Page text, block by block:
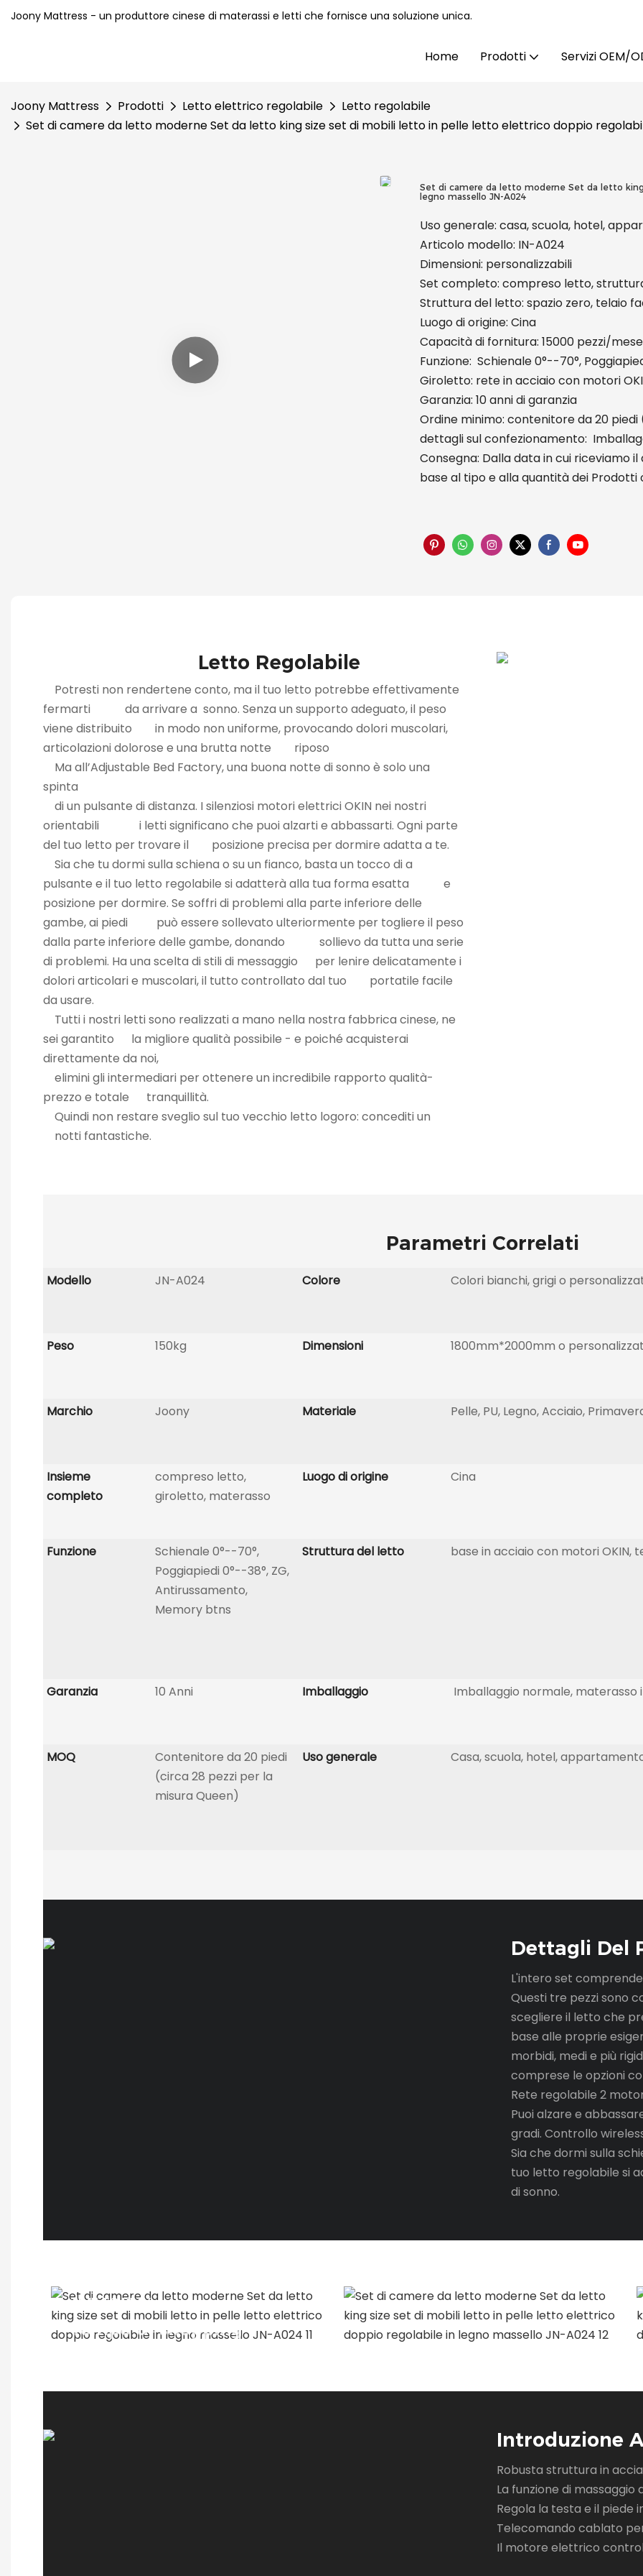
Joony Mattress - un produttore cinese di materassi e letti che fornisce una soluzione unica.
Home Prodotti Servizi OEM/
Joony Mattress Prodotti Letto elettrico regolabile
Letto regolabile
Set di camere da letto moderne Set da letto king size set di mobili letto in pelle letto elettrico doppio
Set di camere da letto moderne Set da letto
legno massello JN-A024
Uso generale: casa, scuola, hotel,
Articolo modello: IN-A024
Dimensioni: personalizzabili
Set completo: compreso letto,
Struttura del letto: spazio zero, telaio
Luogo di origine: Cina
Capacità di fornitura: 15000 pezzi/mese
Funzione: Schienale 0°--70°,
Giroletto: rete in acciaio con motori
Garanzia: 10 anni di garanzia
Ordine minimo: contenitore da 20
dettagli sul confezionamento:
Consegna: Dalla data in cui riceviamo
base al tipo e alla quantità dei Prodotti
Letto Regolabile
Potresti non rendertene conto, ma il tuo letto potrebbe effettivamente
fermarti da arrivare a sonno. Senza un supporto adeguato, il peso
viene distribuito in modo non uniforme, provocando dolori muscolari,
articolazioni dolorose e una brutta notte riposo
Ma all’Adjustable Bed Factory, una buona notte di sonno è solo una
spinta
di un pulsante di distanza. I silenziosi motori elettrici OKIN nei nostri
orientabili i letti significano che puoi alzarti e abbassarti. Ogni parte
del tuo letto per trovare il posizione precisa per dormire adatta a te.
Sia che tu dormi sulla schiena o su un fianco, basta un tocco di a
pulsante e il tuo letto regolabile si adatterà alla tua forma esatta e
posizione per dormire. Se soffri di problemi alla parte inferiore delle
gambe, ai piedi può essere sollevato ulteriormente per togliere il peso
dalla parte inferiore delle gambe, donando sollievo da tutta una serie
di problemi. Ha una scelta di stili di messaggio per lenire delicatamente i
dolori articolari e muscolari, il tutto controllato dal tuo portatile facile
da usare.
Tutti i nostri letti sono realizzati a mano nella nostra fabbrica cinese, ne
sei garantito la migliore qualità possibile - e poiché acquisterai
direttamente da noi,
elimini gli intermediari per ottenere un incredibile rapporto qualità-
prezzo e totale tranquillità.
Quindi non restare sveglio sul tuo vecchio letto logoro: concediti un
notti fantastiche.
Parametri Correlati
Modello JN-A024 Colore Colori bianchi, grigi o
Peso 150kg Dimensioni 1800mm*2000mm o
Marchio Joony Materiale Pelle, PU, ​​Legno, Acciaio,
Insieme
completo
compreso letto,
giroletto, materasso
Luogo di origine Cina
Funzione
Schienale 0°--70°,
Poggiapiedi 0°--38°, ZG,
Antirussamento,
Memory btns
Struttura del letto base in acciaio con motori OKIN,
Garanzia 10 Anni Imballaggio Imballaggio normale, materasso
MOQ
Contenitore da 20 piedi
(circa 28 pezzi per la
misura Queen)
Uso generale Casa, scuola, hotel,
Dettagli Del
L'intero set
Questi tre pezzi sono
scegliere il letto che
base alle proprie
morbidi, medi e più
comprese le opzioni
Rete regolabile 2
Puoi alzare e
gradi. Controllo
Sia che dormi sulla
tuo letto regolabile si
di sonno.
TIME TO PLAY
Tempo di shopping TIME TO PLAY
Introduzione
Robusta struttura in
La funzione di
Regola la testa e il piede
Telecomando cablato
Il motore elettrico